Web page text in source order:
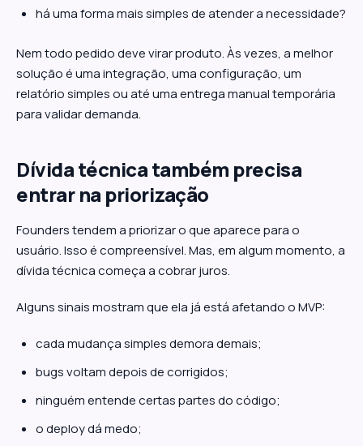
há uma forma mais simples de atender a necessidade?
Nem todo pedido deve virar produto. Às vezes, a melhor
solução é uma integração, uma configuração, um
relatório simples ou até uma entrega manual temporária
para validar demanda.
Dívida técnica também precisa
entrar na priorização
Founders tendem a priorizar o que aparece para o
usuário. Isso é compreensível. Mas, em algum momento, a
dívida técnica começa a cobrar juros.
Alguns sinais mostram que ela já está afetando o MVP:
cada mudança simples demora demais;
bugs voltam depois de corrigidos;
ninguém entende certas partes do código;
o deploy dá medo;